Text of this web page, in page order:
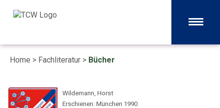
Home > Fachliteratur > Bücher
Wildemann, Horst
Erschienen: München 1990